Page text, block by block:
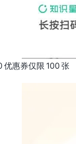
优惠券仅限 100 张